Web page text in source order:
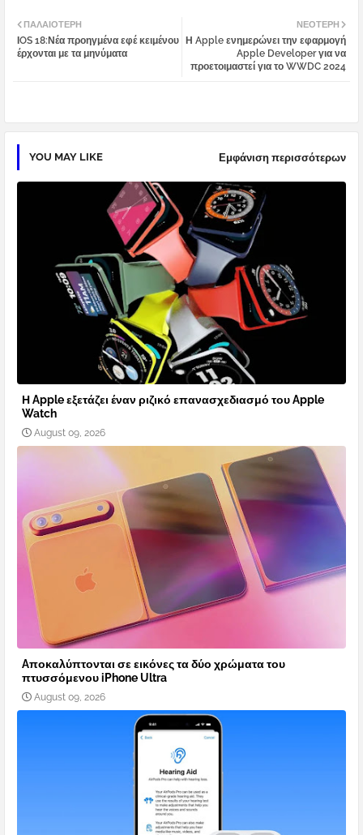
tter atsa
ΝΕΌΤΕΡΗ
Η Apple ενημερώνει την εφαρμογή
Apple Developer για να
προετοιμαστεί για το WWDC 2024
ΠΑΛΑΙΌΤΕΡΗ
ΙOS 18:Νέα προηγμένα εφέ κειμένου
έρχονται με τα μηνύματα
YOU MAY LIKE Εμφάνιση περισσότερων
Η Apple εξετάζει έναν ριζικό επανασχεδιασμό του Apple
Watch
August 09, 2026
Aποκαλύπτονται σε εικόνες τα δύο χρώματα του
πτυσσόμενου iPhone Ultra
August 09, 2026